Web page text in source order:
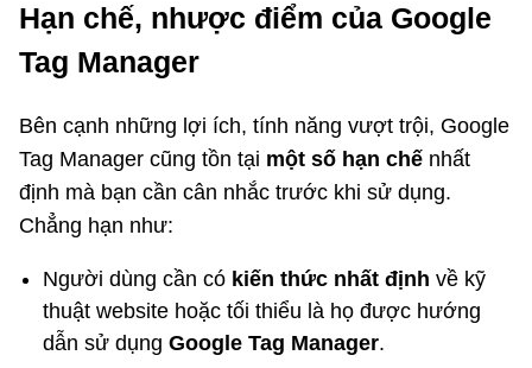
Hạn chế, nhược điểm của Google
Tag Manager
Bên cạnh những lợi ích, tính năng vượt trội, Google
Tag Manager cũng tồn tại một số hạn chế nhất
định mà bạn cần cân nhắc trước khi sử dụng.
Chẳng hạn như:
Người dùng cần có kiến thức nhất định về kỹ
thuật website hoặc tối thiểu là họ được hướng
dẫn sử dụng Google Tag Manager.